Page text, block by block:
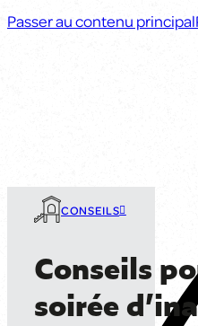
Passer au contenu principal
CONSEILS
Conseils
soirée